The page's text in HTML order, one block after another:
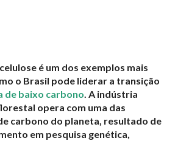
é um dos exemplos mais
o Brasil pode liderar a transição
de baixo carbono. A indústria
opera com uma das
carbono do planeta, resultado de
em pesquisa genética,